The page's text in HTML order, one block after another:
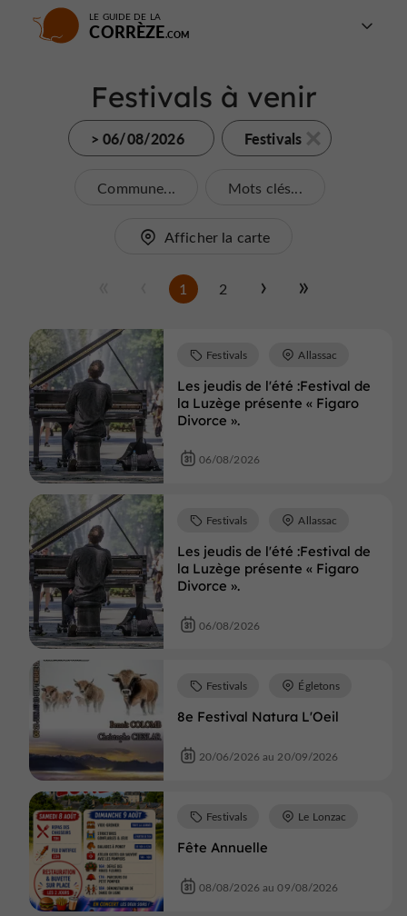
LE GUIDE DE LA
CORRÈZE
Festivals à venir
> 06/08/2026 Festivals
Commune... Mots clés...
Afficher la carte
1 2
Les jeudis de l'été :Festival de
la Luzège présente « Figaro
Divorce ».
Festivals Allassac
06/08/2026
Les jeudis de l'été :Festival de
la Luzège présente « Figaro
Divorce ».
Festivals Allassac
06/08/2026
8e Festival Natura L'Oeil
Festivals Égletons
20/06/2026 au 20/09/2026
Fête Annuelle
Festivals Le Lonzac
08/08/2026 au 09/08/2026